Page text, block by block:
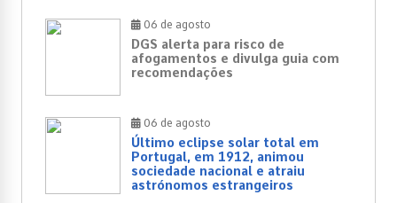
06 de agosto
DGS alerta para risco de
afogamentos e divulga guia com
recomendações
06 de agosto
Último eclipse solar total em
Portugal, em 1912, animou
sociedade nacional e atraiu
astrónomos estrangeiros